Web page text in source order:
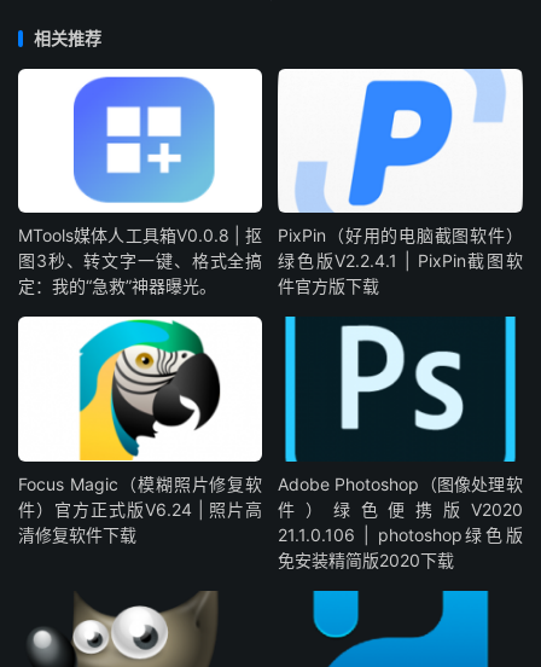
相关推荐
MTools媒体人工具箱V0.0.8 | 抠
图3秒、转文字一键、格式全搞
定：我的“急救”神器曝光。
PixPin（好用的电脑截图软件）
绿色版V2.2.4.1 | PixPin截图软
件官方版下载
Focus Magic（模糊照片修复软
件）官方正式版V6.24 | 照片高
清修复软件下载
Adobe Photoshop（图像处理软
件）绿色便携版V2020
21.1.0.106 | photoshop绿色版
免安装精简版2020下载